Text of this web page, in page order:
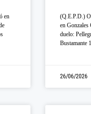
en
(Q.E.P.D.)
en Gonzales
duelo:
Bustamante
26/06/2026